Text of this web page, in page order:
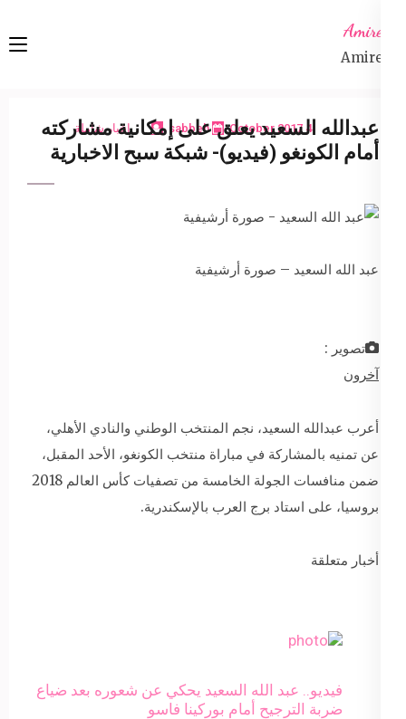
content
Amireta
Amireta
4 October 2017
sabbeh اخبار شاملة
عبدالله السعيد يعلق على إمكانية مشاركته
أمام الكونغو (فيديو)- شبكة سبح الاخبارية
عبد الله السعيد – صورة أرشيفية
تصوير :
آخرون
أعرب عبدالله السعيد، نجم المنتخب الوطني والنادي الأهلي،
عن تمنيه بالمشاركة في مباراة منتخب الكونغو، الأحد المقبل،
ضمن منافسات الجولة الخامسة من تصفيات كأس العالم 2018
بروسيا، على استاد برج العرب بالإسكندرية.
أخبار متعلقة
فيديو.. عبد الله السعيد يحكي عن شعوره بعد ضياع
ضربة الترجيح أمام بوركينا فاسو